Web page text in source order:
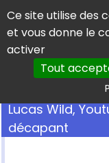
Panneau de gestion
Ce site utilise des
et vous donne le
activer
Tout
Lucas Wild,
décapant